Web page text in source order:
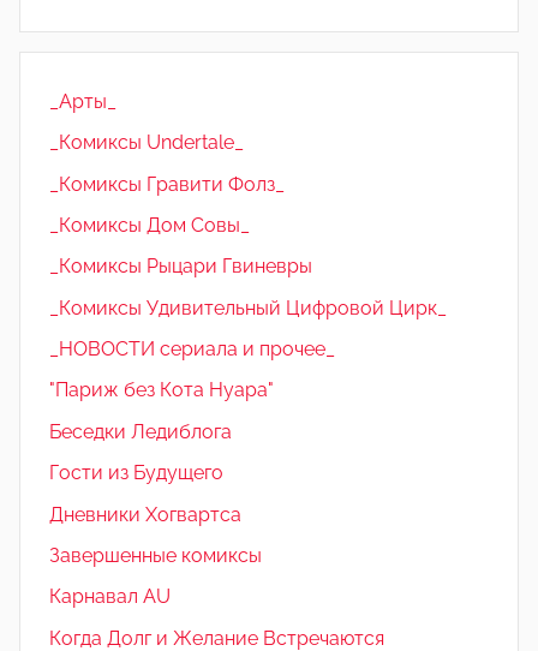
_Арты_
_Комиксы Undertale_
_Комиксы Гравити Фолз_
_Комиксы Дом Совы_
_Комиксы Рыцари Гвиневры
_Комиксы Удивительный Цифровой Цирк_
_НОВОСТИ сериала и прочее_
"Париж без Кота Нуара"
Беседки Ледиблога
Гости из Будущего
Дневники Хогвартса
Завершенные комиксы
Карнавал AU
Когда Долг и Желание Встречаются